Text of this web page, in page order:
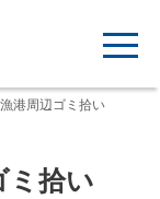
港周辺ゴミ拾い
ミ拾い